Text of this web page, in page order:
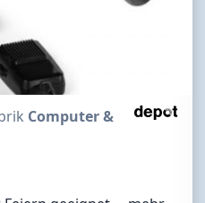
Computer &